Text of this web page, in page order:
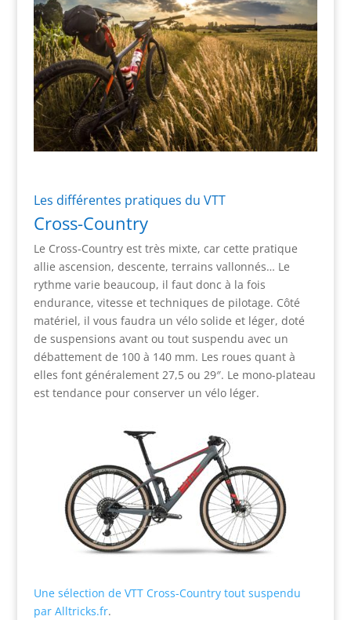
Les différentes pratiques du VTT
Cross-Country
Le Cross-Country est très mixte, car cette pratique
allie ascension, descente, terrains vallonnés… Le
rythme varie beaucoup, il faut donc à la fois
endurance, vitesse et techniques de pilotage. Côté
matériel, il vous faudra un vélo solide et léger, doté
de suspensions avant ou tout suspendu avec un
débattement de 100 à 140 mm. Les roues quant à
elles font généralement 27,5 ou 29″. Le mono-plateau
est tendance pour conserver un vélo léger.
Une sélection de VTT Cross-Country tout suspendu
par Alltricks.fr.